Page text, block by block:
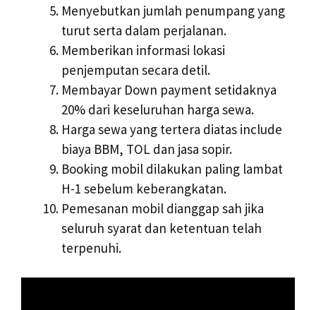
Menyebutkan jumlah penumpang yang
turut serta dalam perjalanan.
Memberikan informasi lokasi
penjemputan secara detil.
Membayar Down payment setidaknya
20% dari keseluruhan harga sewa.
Harga sewa yang tertera diatas include
biaya BBM, TOL dan jasa sopir.
Booking mobil dilakukan paling lambat
H-1 sebelum keberangkatan.
Pemesanan mobil dianggap sah jika
seluruh syarat dan ketentuan telah
terpenuhi.